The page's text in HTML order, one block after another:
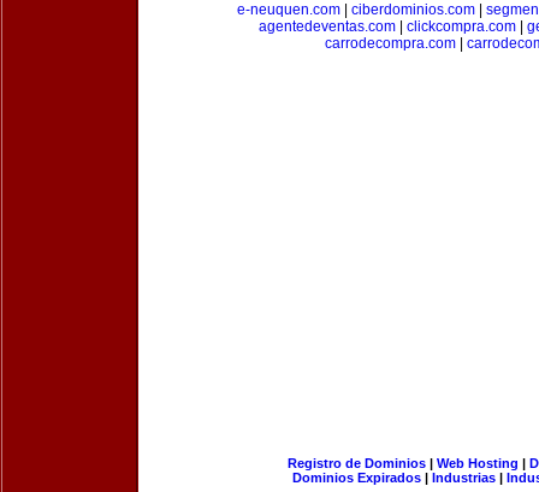
e-neuquen.com
ciberdominios.com
agentedeventas.com| clickcompra.com|
carrodecompra.com|
Registro de Dominios| Web Hosting |
Dominios Expirados | Industrias |